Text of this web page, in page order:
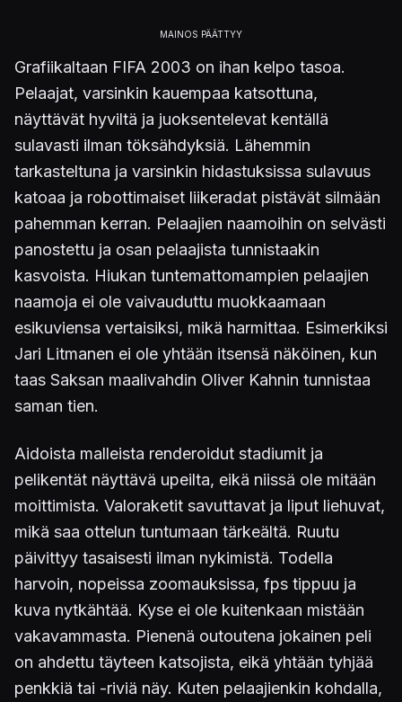
Grafiikaltaan FIFA 2003 on ihan kelpo tasoa.
Pelaajat, varsinkin kauempaa katsottuna,
näyttävät hyviltä ja juoksentelevat kentällä
sulavasti ilman töksähdyksiä. Lähemmin
tarkasteltuna ja varsinkin hidastuksissa sulavuus
katoaa ja robottimaiset liikeradat pistävät silmään
pahemman kerran. Pelaajien naamoihin on selvästi
panostettu ja osan pelaajista tunnistaakin
kasvoista. Hiukan tuntemattomampien pelaajien
naamoja ei ole vaivauduttu muokkaamaan
esikuviensa vertaisiksi, mikä harmittaa. Esimerkiksi
Jari Litmanen ei ole yhtään itsensä näköinen, kun
taas Saksan maalivahdin Oliver Kahnin tunnistaa
saman tien.
Aidoista malleista renderoidut stadiumit ja
pelikentät näyttävä upeilta, eikä niissä ole mitään
moittimista. Valoraketit savuttavat ja liput liehuvat,
mikä saa ottelun tuntumaan tärkeältä. Ruutu
päivittyy tasaisesti ilman nykimistä. Todella
harvoin, nopeissa zoomauksissa, fps tippuu ja
kuva nytkähtää. Kyse ei ole kuitenkaan mistään
vakavammasta. Pienenä outoutena jokainen peli
on ahdettu täyteen katsojista, eikä yhtään tyhjää
penkkiä tai -riviä näy. Kuten pelaajienkin kohdalla,